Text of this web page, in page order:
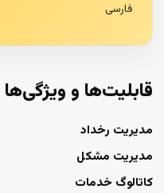
فارسی
قابلیت‌ها و ویژگی‌ها
مدیریت رخداد
مدیریت مشکل
کاتالوگ خدمات